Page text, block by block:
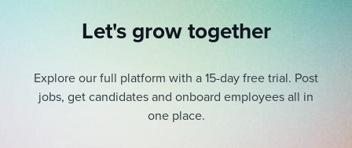
Let's grow together
Explore our full platform with a 15-day free trial. Post
jobs, get candidates and onboard employees all in
one place.